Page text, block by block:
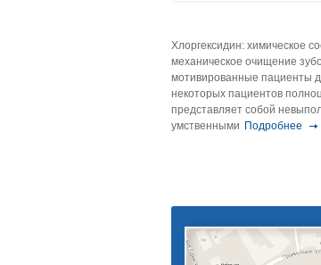
Хлоргексидин: химическое
механическое очищение
мотивированные пациенты
некоторых пациентов
представляет собой
умственными Подробнее